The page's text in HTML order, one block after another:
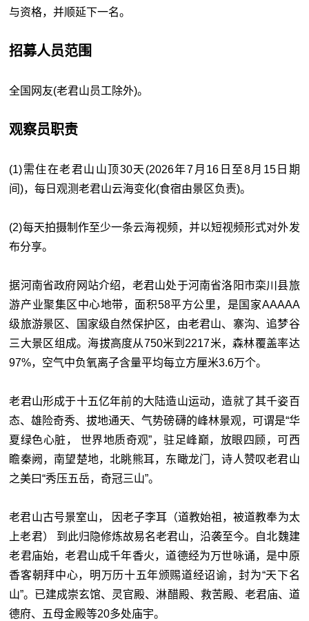
与资格，并顺延下一名。
招募人员范围
全国网友(老君山员工除外)。
观察员职责
(1)需住在老君山山顶30天(2026年7月16日至8月15日期
间)，每日观测老君山云海变化(食宿由景区负责)。
(2)每天拍摄制作至少一条云海视频，并以短视频形式对外发
布分享。
据河南省政府网站介绍，老君山处于河南省洛阳市栾川县旅
游产业聚集区中心地带，面积58平方公里，是国家AAAAA
级旅游景区、国家级自然保护区，由老君山、寨沟、追梦谷
三大景区组成。海拔高度从750米到2217米，森林覆盖率达
97%，空气中负氧离子含量平均每立方厘米3.6万个。
老君山形成于十五亿年前的大陆造山运动，造就了其千姿百
态、雄险奇秀、拔地通天、气势磅礴的峰林景观，可谓是“华
夏绿色心脏， 世界地质奇观”，驻足峰巅，放眼四顾，可西
瞻秦阙，南望楚地，北眺熊耳，东瞰龙门，诗人赞叹老君山
之美曰“秀压五岳，奇冠三山”。
老君山古号景室山， 因老子李耳（道教始祖，被道教奉为太
上老君） 到此归隐修炼故易名老君山，沿袭至今。自北魏建
老君庙始，老君山成千年香火，道德经为万世咏诵，是中原
香客朝拜中心，明万历十五年颁赐道经诏谕，封为“天下名
山”。已建成崇玄馆、灵官殿、淋醋殿、救苦殿、老君庙、道
德府、五母金殿等20多处庙宇。